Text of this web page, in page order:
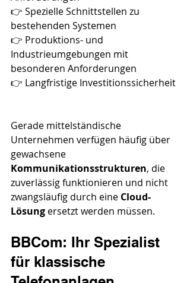
👉 Spezielle Schnittstellen zu
bestehenden Systemen
👉 Produktions- und
Industrieumgebungen mit
besonderen Anforderungen
👉 Langfristige Investitionssicherheit
Gerade mittelständische
Unternehmen verfügen häufig über
gewachsene
Kommunikationsstrukturen, die
zuverlässig funktionieren und nicht
zwangsläufig durch eine Cloud-
Lösung ersetzt werden müssen.
BBCom: Ihr Spezialist
für klassische